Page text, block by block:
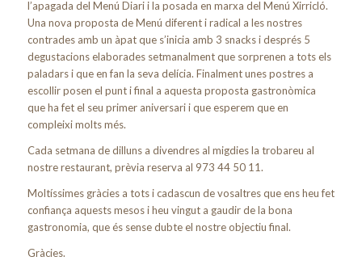
l’apagada del Menú Diari i la posada en marxa del Menú Xirricló.
Una nova proposta de Menú diferent i radical a les nostres
contrades amb un àpat que s’inicia amb 3 snacks i després 5
degustacions elaborades setmanalment que sorprenen a tots els
paladars i que en fan la seva delícia. Finalment unes postres a
escollir posen el punt i final a aquesta proposta gastronòmica
que ha fet el seu primer aniversari i que esperem que en
compleixi molts més.
Cada setmana de dilluns a divendres al migdies la trobareu al
nostre restaurant, prèvia reserva al 973 44 50 11.
Moltíssimes gràcies a tots i cadascun de vosaltres que ens heu fet
confiança aquests mesos i heu vingut a gaudir de la bona
gastronomia, que és sense dubte el nostre objectiu final.
Gràcies.